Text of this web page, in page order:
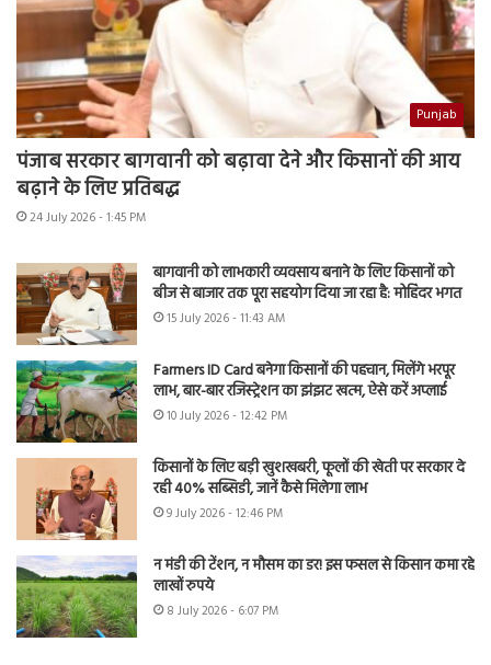
Punjab
पंजाब सरकार बागवानी को बढ़ावा देने और किसानों की आय
बढ़ाने के लिए प्रतिबद्ध
24 July 2026 - 1:45 PM
बागवानी को लाभकारी व्यवसाय बनाने के लिए किसानों को
बीज से बाजार तक पूरा सहयोग दिया जा रहा है: मोहिंदर भगत
15 July 2026 - 11:43 AM
Farmers ID Card बनेगा किसानों की पहचान, मिलेंगे भरपूर
लाभ, बार-बार रजिस्ट्रेशन का झंझट खत्म, ऐसे करें अप्लाई
10 July 2026 - 12:42 PM
किसानों के लिए बड़ी खुशखबरी, फूलों की खेती पर सरकार दे
रही 40% सब्सिडी, जानें कैसे मिलेगा लाभ
9 July 2026 - 12:46 PM
न मंडी की टेंशन, न मौसम का डर! इस फसल से किसान कमा रहे
लाखों रुपये
8 July 2026 - 6:07 PM